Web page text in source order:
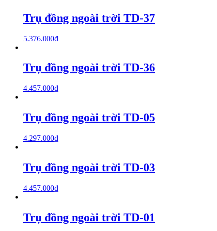
Trụ đồng ngoài trời TD-37
5.376.000₫
Trụ đồng ngoài trời TD-36
4.457.000₫
Trụ đồng ngoài trời TD-05
4.297.000₫
Trụ đồng ngoài trời TD-03
4.457.000₫
Trụ đồng ngoài trời TD-01